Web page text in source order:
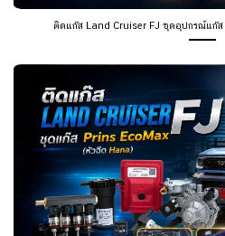
ติดแก๊ส Land Cruiser FJ ชุดอุปกรณ์แก๊